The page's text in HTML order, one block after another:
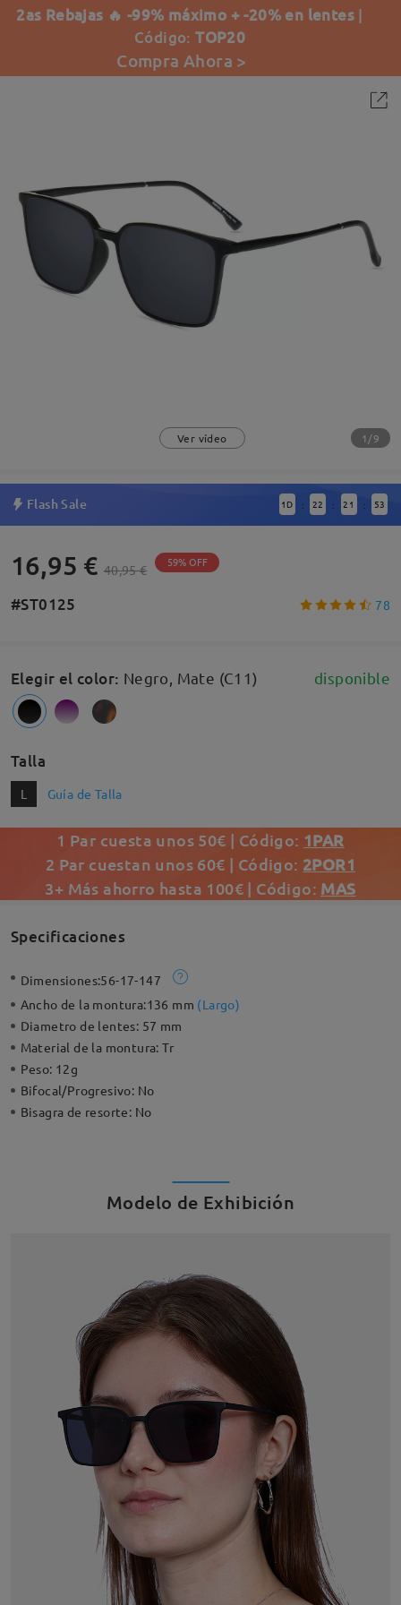
2as Rebajas 🔥 -99% máximo + -20% en lentes |
Código:TOP20
Compra Ahora >
Ver vídeo 1/9
Flash Sale 1 D : 22 : 21 : 52
16,95 € 40,95 € 59% OFF
#ST0125 78
Elegir el color: Negro, Mate (C11) disponible
Talla
L Guía de Talla
1 Par cuesta unos 50€ | Código: 1PAR
2 Par cuestan unos 60€ | Código: 2POR1
3+ Más ahorro hasta 100€ | Código: MAS
Specificaciones
Dimensiones:56-17-147
Ancho de la montura:136 mm (Largo)
Diametro de lentes: 57 mm
Material de la montura:Tr
Peso: 12g
Bifocal/Progresivo: No
Bisagra de resorte: No
Modelo de Exhibición